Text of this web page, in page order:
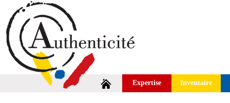
Expertise Inventaire